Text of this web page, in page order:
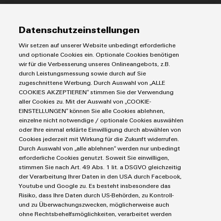
bestückte
Gehäuse
Kundenspezifische
Kabelkonfektionierung
Produktinnovationen
Praxisnahe
Verbindungen für
Ihre Industrie.
Unsere Neuheiten
im Bereich
Industrial
Connectivity.
Koppelrelais
Leiterplattensteckverbinder und Leiterplattenklemmen
Markierungssysteme
Reihenklemmen
Stromversorgungen
Industrial IoT
Industrial Security
Single Pair Ethernet
Smart Metering
SNAP IN Anschlusstechnologie
Workplace Solutions
Service
Connectivity Consulting
eShop / Digitale Bestellmöglichkeiten
Engineering-Daten
PCB Connector Services
Support Center
Technische Produktkataloge
Weidmüller Configurator
Industrien
Datencenter
Gerätehersteller
Maschinenbau
Photovoltaik
Wasserstoff
Weidmüller Industry Match
Windenergie
Impressum
Einkaufs- /Lieferanteninformationen
Datenschutzerklärung
Cookie Richtlinie
Cookie Einstellungen
Weidmüller GmbH & Co KG
Klingenbergstraße 26
Datenschutzeinstellungen
Wir setzen auf unserer Website unbedingt erforderliche
und optionale Cookies ein. Optionale Cookies benötigen
wir für die Verbesserung unseres Onlineangebots, z.B.
durch Leistungsmessung sowie durch auf Sie
zugeschnittene Werbung. Durch Auswahl von „ALLE
COOKIES AKZEPTIEREN“ stimmen Sie der Verwendung
aller Cookies zu. Mit der Auswahl von „COOKIE-
EINSTELLUNGEN“ können Sie alle Cookies ablehnen,
einzelne nicht notwendige / optionale Cookies auswählen
oder Ihre einmal erklärte Einwilligung durch abwählen von
Cookies jederzeit mit Wirkung für die Zukunft widerrufen.
Durch Auswahl von „alle ablehnen“ werden nur unbedingt
erforderliche Cookies genutzt. Soweit Sie einwilligen,
stimmen Sie nach Art. 49 Abs. 1 lit. a DSGVO gleichzeitig
der Verarbeitung Ihrer Daten in den USA durch Facebook,
Youtube und Google zu. Es besteht insbesondere das
Risiko, dass Ihre Daten durch US-Behörden, zu Kontroll-
und zu Überwachungszwecken, möglicherweise auch
ohne Rechtsbehelfsmöglichkeiten, verarbeitet werden